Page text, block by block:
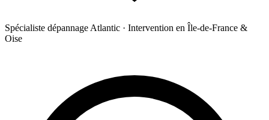
Spécialiste dépannage Atlantic · Intervention en Île-de-France &
Oise